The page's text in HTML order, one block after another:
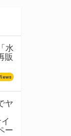
水
販
ヤ
ー